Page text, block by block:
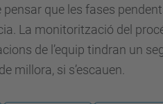
pensar que les fases
La monitorització del
de l’equip tindran un
millora, si s’escauen.